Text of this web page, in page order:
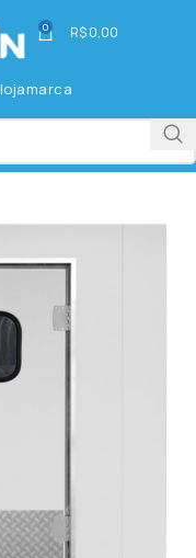
0 R$0,00
lojamarca